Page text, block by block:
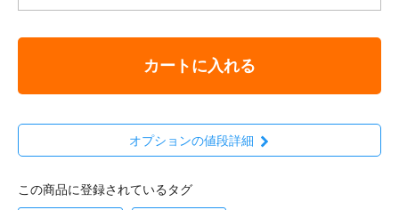
カートに入れる
オプションの値段詳細
この商品に登録されているタグ